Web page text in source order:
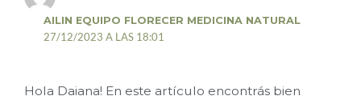
AILIN EQUIPO FLORECER MEDICINA NATURAL
27/12/2023 A LAS 18:01
Hola Daiana! En este artículo encontrás bien